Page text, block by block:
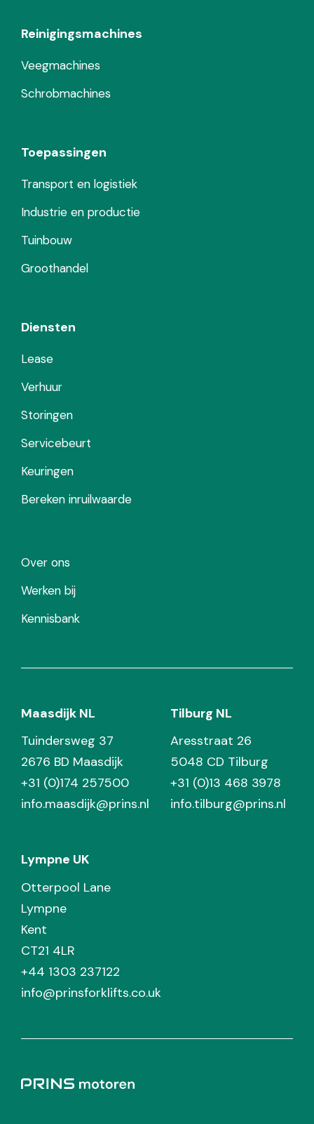
Reinigingsmachines
Veegmachines
Schrobmachines
Toepassingen
Transport en logistiek
Industrie en productie
Tuinbouw
Groothandel
Diensten
Lease
Verhuur
Storingen
Servicebeurt
Keuringen
Bereken inruilwaarde
Over ons
Werken bij
Kennisbank
Maasdijk NL
Tuindersweg 37
2676 BD Maasdijk
+31 (0)174 257500
info.maasdijk@prins.nl
Tilburg NL
Aresstraat 26
5048 CD Tilburg
+31 (0)13 468 3978
info.tilburg@prins.nl
Lympne UK
Otterpool Lane
Lympne
Kent
CT21 4LR
+44 1303 237122
info@prinsforklifts.co.uk